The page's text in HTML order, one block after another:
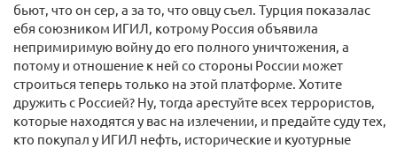
бьют, что он сер, а за то, что овцу съел. Турция показалас
ебя союзником ИГИЛ, котрому Россия объявила
непримиримую войну до его полного уничтожения, а
потому и отношение к ней со стороны России может
строиться теперь только на этой платформе. Хотите
дружить с Россией? Ну, тогда арестуйте всех террористов,
которые находятся у вас на излечении, и предайте суду тех,
кто покупал у ИГИЛ нефть, исторические и куотурные